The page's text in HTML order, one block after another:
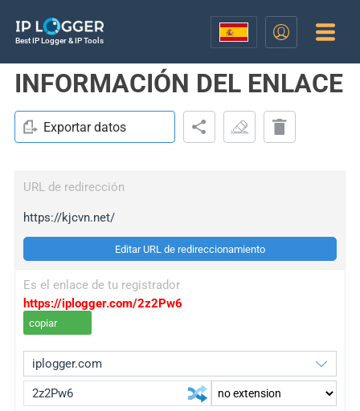
Best IP Logger & IP Tools
INFORMACIÓN DEL ENLACE
Exportar datos
URL de redirección
https://kjcvn.net/
Editar URL de redireccionamiento
Es el enlace de tu registrador
https://iplogger.com/2z2Pw6
copiar